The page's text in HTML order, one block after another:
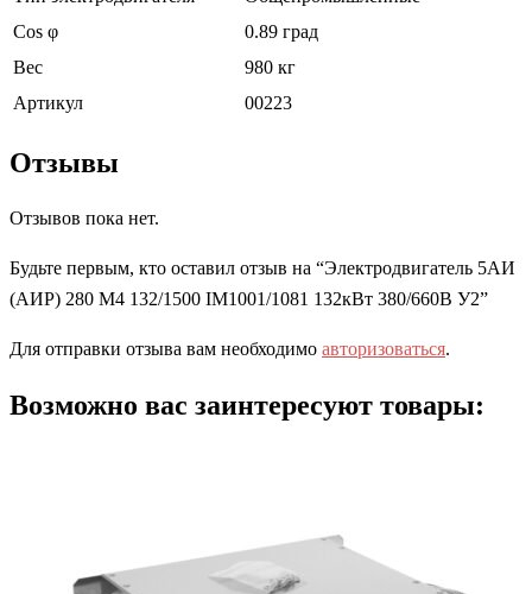
Cos φ
0.89 град
Вес
980 кг
Артикул
00223
Отзывы
Отзывов пока нет.
Будьте первым, кто оставил отзыв на “Электродвигатель 5АИ
(АИР) 280 M4 132/1500 IM1001/1081 132кВт 380/660В У2”
Для отправки отзыва вам необходимо авторизоваться.
Возможно вас заинтересуют товары: